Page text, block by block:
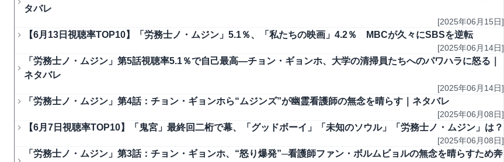
タバレ
[2025年06月15日]
【6月13日視聴率TOP10】「労務士ノ・ムジン」5.1％、「私たちの映画」4.2％ MBCが久々にSBSを逆転
[2025年06月14日]
「労務士ノ・ムジン」第5話視聴率5.1％で自己最高―チョン・ギョンホ、大学の清掃員たちへのパワハラに怒る｜
ネタバレ
[2025年06月14日]
「労務士ノ・ムジン」第4話：チョン・ギョンホら“ムジンズ”が幽霊看護師の無念を晴らす｜ネタバレ
[2025年06月08日]
【6月7日視聴率TOP10】「鬼宮」最終回二桁で幕、「グッドボーイ」「未知のソウル」「労務士ノ・ムジン」は？
[2025年06月08日]
「労務士ノ・ムジン」第3話：チョン・ギョンホ、“怒り爆発”─看護師ファン・ボルムビョルの無念を晴らすため奔